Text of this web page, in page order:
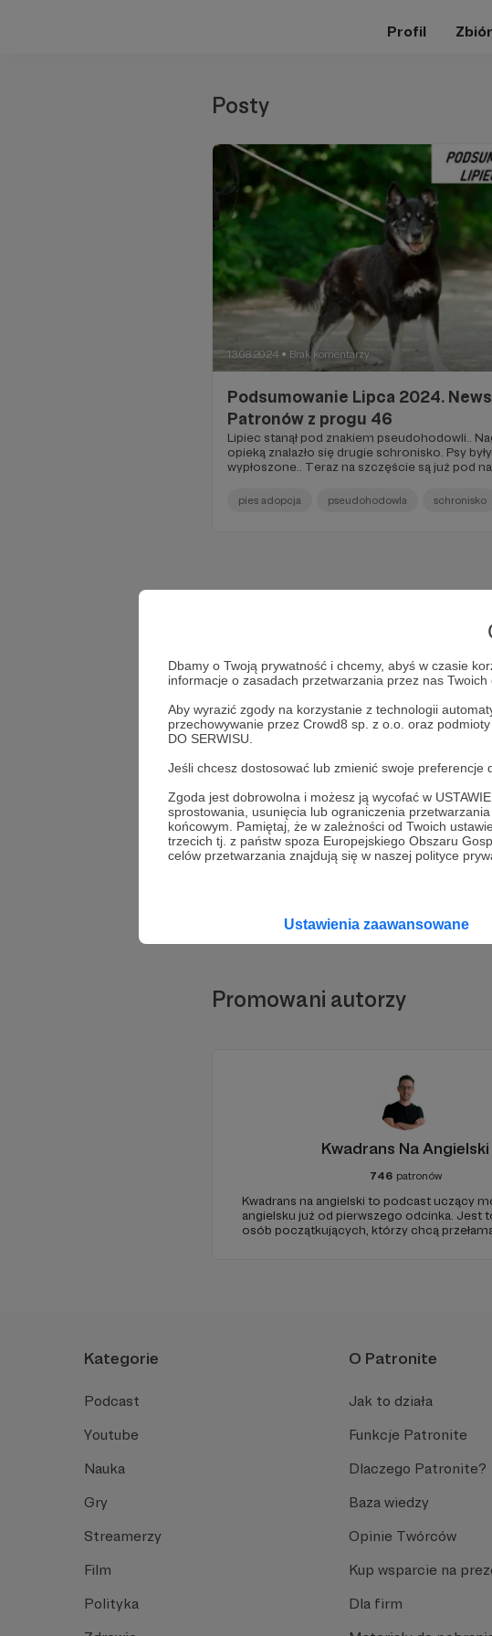
Dbamy o Twoją prywatność i chcemy, abyś w czasie
informacje o zasadach przetwarzania przez nas Twoich
Aby wyrazić zgody na korzystanie z technologii
przechowywanie przez Crowd8 sp. z o.o. oraz
DO SERWISU.
Jeśli chcesz dostosować lub zmienić swoje preferencje
Zgoda jest dobrowolna i możesz ją wycofać w
sprostowania, usunięcia lub ograniczenia
końcowym. Pamiętaj, że w zależności od Twoich
trzecich tj. z państw spoza Europejskiego Obszaru
celów przetwarzania znajdują się w naszej polityce
Ustawienia zaawansowane
Profil
Posty
13.08.2024 ● Brak komentarzy
Podsumowanie Lipca 2024.
Patronów z progu 46
Lipiec stanął pod znakiem pseudohodowli..
opieką znalazło się drugie schronisko. Psy
wypłoszone.. Teraz na szczęście są już pod
domów!
pies adopcja pseudohodowla schronisko
Wesprzyj
Promowani autorzy
Kwadrans Na Angielski
746 patronów
Kwadrans na angielski to podcast uczący
angielsku już od pierwszego odcinka. Jest
osób początkujących, którzy chcą
Kategorie
Podcast
Youtube
Nauka
Gry
Streamerzy
Film
Polityka
O Patronite
Jak to działa
Funkcje Patronite
Dlaczego Patronite?
Baza wiedzy
Opinie Twórców
Kup wsparcie na
Dla firm